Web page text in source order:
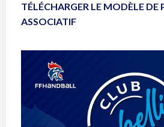
TÉLÉCHARGER LE MODÈLE DE
ASSOCIATIF